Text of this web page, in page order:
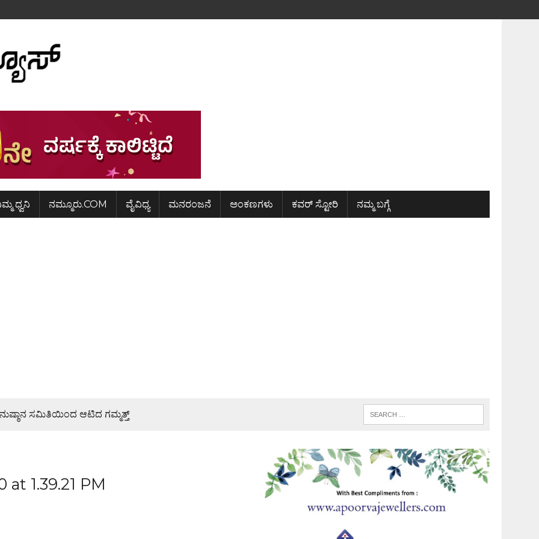
ಧ್ವನಿ ನಮ್ಮೂರು.COM ವೈವಿಧ್ಯ ಮನರಂಜನೆ ಅಂಕಣಗಳು ಕವರ್ ಸ್ಟೋರಿ ನಮ್ಮ ಬಗ್ಗೆ
ಸಮಿತಿಯಿಂದ ಆಟಿದ ಗಮ್ಮತ್ತ್
ದಿನಗಳೊಳಗೇ ಆರೋಪಿಗಳ ಬಂಧಿಸಿದ ಪೊಲೀಸರು
ಐದು ಕಡೆ ಹಿಂಜಾವೇ ಕಾರ್ಯಕ್ರಮ
1.39.21 PM